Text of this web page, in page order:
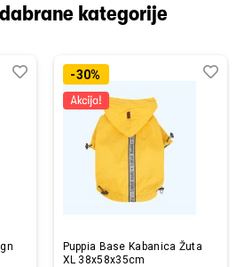
kategorije
Dodaj
Uporedi-30%
Puppia Base Kabanica Žuta
XL 38x58x35cm